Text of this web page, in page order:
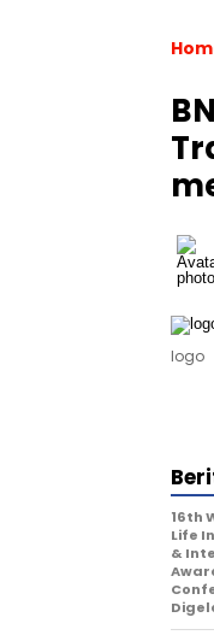
logo
16th
Life
&